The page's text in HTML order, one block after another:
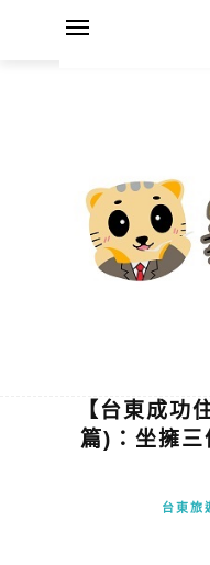
【台東成功
篇)：坐擁三
台東旅